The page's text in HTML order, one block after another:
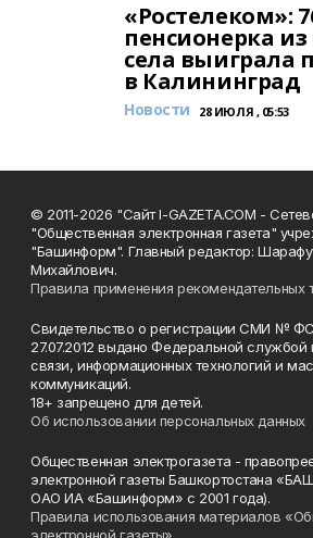
«Ростелеком»:
пенсионерка
села выиграла
в Калининград
Новости 28 ИЮЛЯ , 05:53
© 2011-2026 "Сайт I-GAZETA.COM -
"Общественная электронная газета"
"Башинформ". Главный редактор:
Михайлович.
Правила применения рекомендательных
Свидетельство о регистрации СМИ №
27.07.2012 выдано Федеральной службой
связи, информационных технологий и
коммуникаций.
18+ запрещено для детей.
Об использовании персональных данных
Общественная электрогазета -
электронной газеты Башкортостана
ОАО ИА «Башинформ» с 2001 года).
Правила использования материалов